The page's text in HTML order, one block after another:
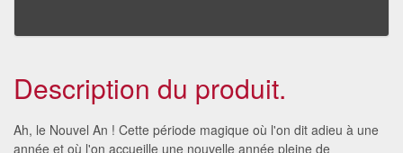
Description du produit.
Ah, le Nouvel An ! Cette période magique où l'on dit adieu à une
année et où l'on accueille une nouvelle année pleine de